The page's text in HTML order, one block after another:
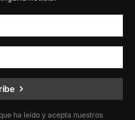
ha leído y acepta nuestros